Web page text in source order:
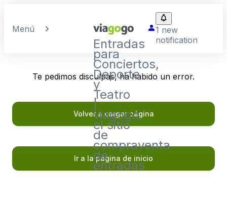
Menú
Entradas
para
Conciertos,
Deporte
y
Teatro
|
viagogo,
el sitio
de
compraventa
de
entradas
1 new
notification
Te pedimos disculpas, ha habido un error.
Volver a cargar página
Ir a la página de inicio